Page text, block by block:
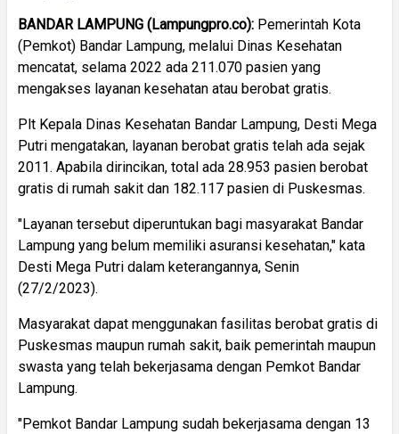
BANDAR LAMPUNG (Lampungpro.co): Pemerintah Kota
(Pemkot) Bandar Lampung, melalui Dinas Kesehatan
mencatat, selama 2022 ada 211.070 pasien yang
mengakses layanan kesehatan atau berobat gratis.
Plt Kepala Dinas Kesehatan Bandar Lampung, Desti Mega
Putri mengatakan, layanan berobat gratis telah ada sejak
2011. Apabila dirincikan, total ada 28.953 pasien berobat
gratis di rumah sakit dan 182.117 pasien di Puskesmas.
"Layanan tersebut diperuntukan bagi masyarakat Bandar
Lampung yang belum memiliki asuransi kesehatan," kata
Desti Mega Putri dalam keterangannya, Senin
(27/2/2023).
Masyarakat dapat menggunakan fasilitas berobat gratis di
Puskesmas maupun rumah sakit, baik pemerintah maupun
swasta yang telah bekerjasama dengan Pemkot Bandar
Lampung.
"Pemkot Bandar Lampung sudah bekerjasama dengan 13